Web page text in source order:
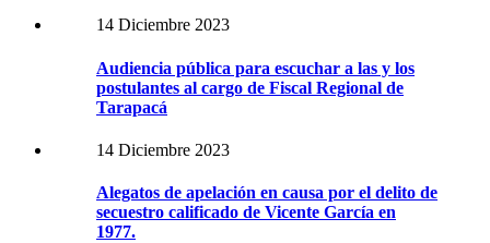
14 Diciembre 2023
Audiencia pública para escuchar a las y los
postulantes al cargo de Fiscal Regional de
Tarapacá
14 Diciembre 2023
Alegatos de apelación en causa por el delito de
secuestro calificado de Vicente García en
1977.